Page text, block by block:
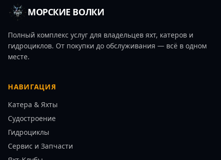
МОРСКИЕ ВОЛКИ
Полный комплекс услуг для владельцев яхт, катеров и
гидроциклов. От покупки до обслуживания — всё в одном
месте.
НАВИГАЦИЯ
Катера & Яхты
Судостроение
Гидроциклы
Сервис и Запчасти